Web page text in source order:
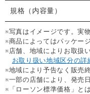
規格（内容量）
※写真はイメージです。実
※商品によってはパッケー
※店舗、地域によりお取扱
お取り扱い地域区分の詳
※地域により予告なく販売
※一部の店舗により、発売
※「ローソン標準価格」と